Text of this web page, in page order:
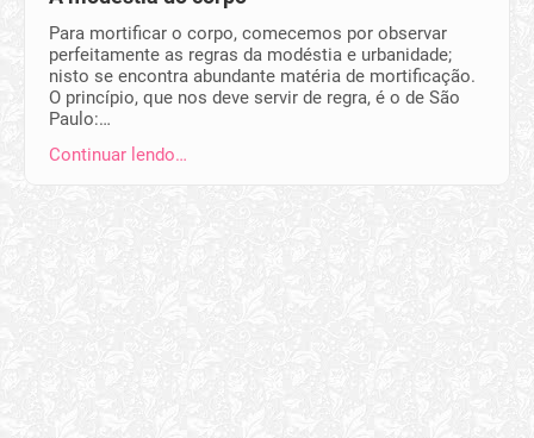
Para mortificar o corpo, comecemos por observar
perfeitamente as regras da modéstia e urbanidade;
nisto se encontra abundante matéria de mortificação.
O princípio, que nos deve servir de regra, é o de São
Paulo:…
Continuar lendo…